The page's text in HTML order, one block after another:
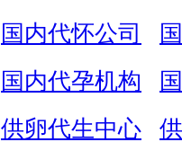
国内代怀公司
国内代孕机构
供卵代生中心